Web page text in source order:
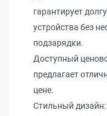
гарантирует
устройства без
подзарядки.
Доступный
предлагает
цене.
Стильный дизайн: